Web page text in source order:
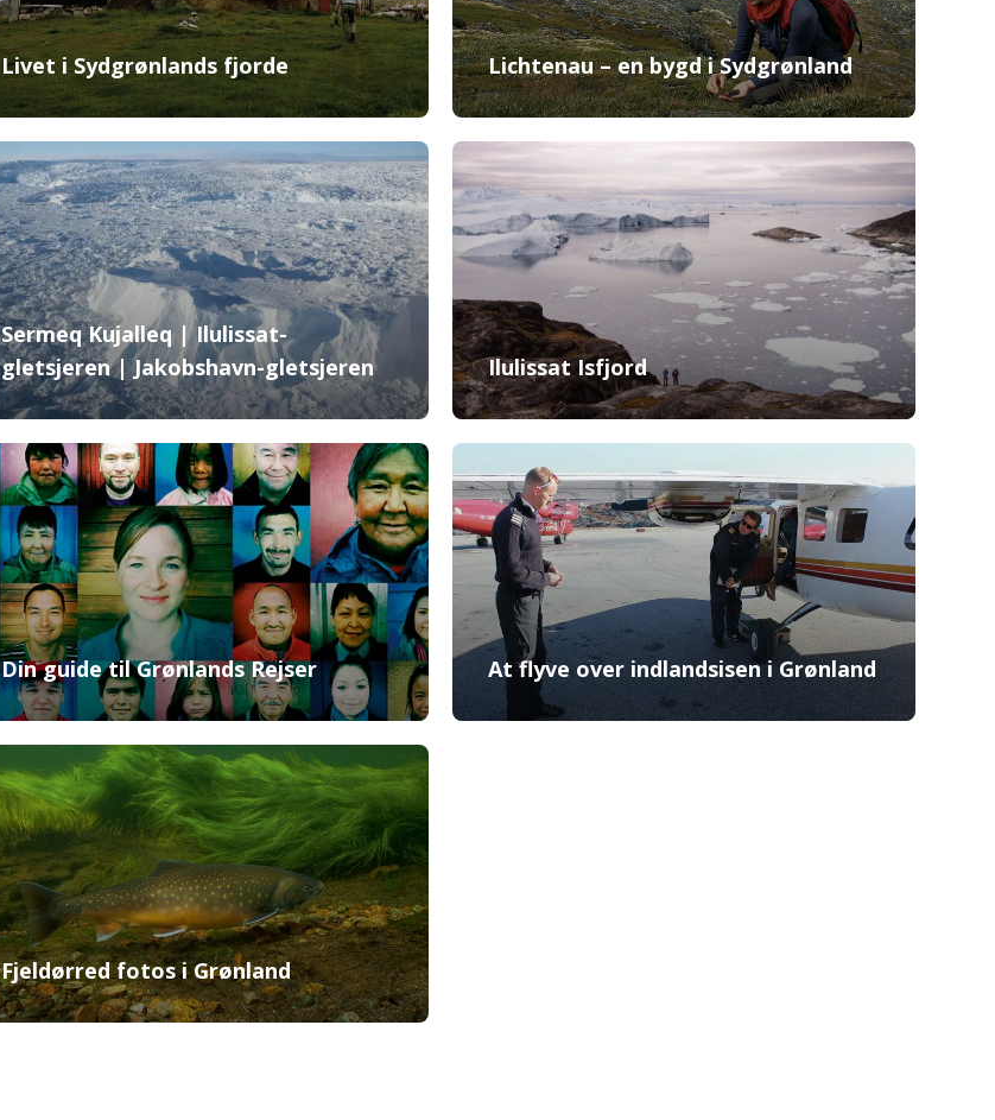
Livet i Sydgrønlands fjorde Lichtenau – en bygd i Sydgrønland
Sermeq Kujalleq | Ilulissat-
gletsjeren | Jakobshavn-gletsjeren
Ilulissat Isfjord
Din guide til Grønlands Rejser At flyve over indlandsisen i Grønland
Fjeldørred fotos i Grønland